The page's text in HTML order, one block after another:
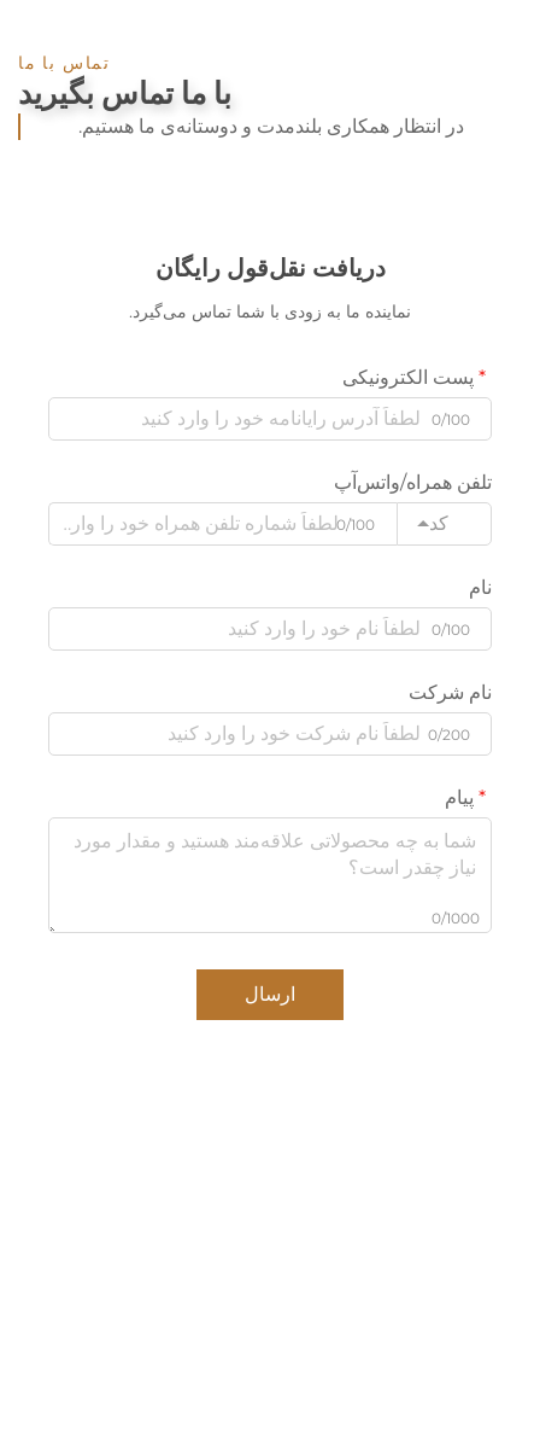
تماس با ما
با ما تماس بگیرید
در انتظار همکاری بلندمدت و دوستانه‌ی ما هستیم.
دریافت نقل‌قول رایگان
نماینده ما به زودی با شما تماس می‌گیرد.
پست الکترونیکی
0/100
تلفن همراه/واتس‌آپ
کد
0/100
نام
0/100
نام شرکت
0/200
پیام
0/1000
ارسال